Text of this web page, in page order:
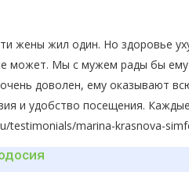
жены жил один. Но здоровье
может. Мы с мужем рады бы ему
доволен, ему оказывают
и удобство посещения.
testimonials/marina-krasnova-